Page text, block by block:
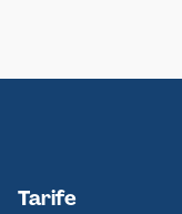
Tarife